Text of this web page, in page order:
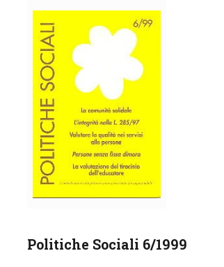
Politiche Sociali 6/1999